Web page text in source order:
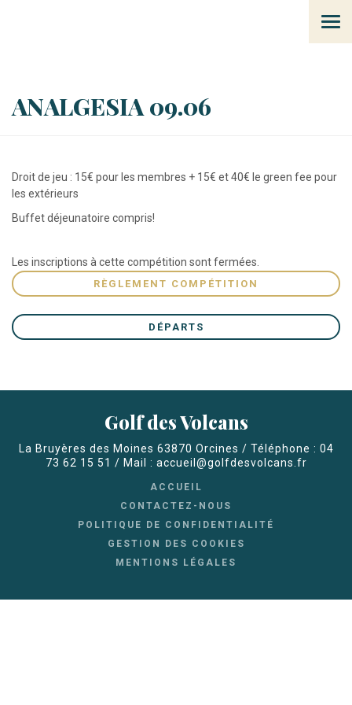
ANALGESIA 09.06
Droit de jeu : 15€ pour les membres + 15€ et 40€ le green fee pour
les extérieurs
Buffet déjeunatoire compris!
Les inscriptions à cette compétition sont fermées.
RÈGLEMENT COMPÉTITION
DÉPARTS
Golf des Volcans
La Bruyères des Moines 63870 Orcines / Téléphone : 04
73 62 15 51 / Mail : accueil@golfdesvolcans.fr
ACCUEIL
CONTACTEZ-NOUS
POLITIQUE DE CONFIDENTIALITÉ
GESTION DES COOKIES
MENTIONS LÉGALES